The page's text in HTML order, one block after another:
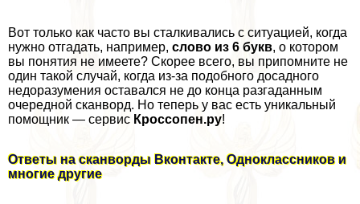
Вот только как часто вы сталкивались с ситуацией, когда
нужно отгадать, например, слово из 6 букв, о котором
вы понятия не имеете? Скорее всего, вы припомните не
один такой случай, когда из-за подобного досадного
недоразумения оставался не до конца разгаданным
очередной сканворд. Но теперь у вас есть уникальный
помощник — сервис Кроссопен.ру!
Ответы на сканворды Вконтакте, Одноклассников и
многие другие